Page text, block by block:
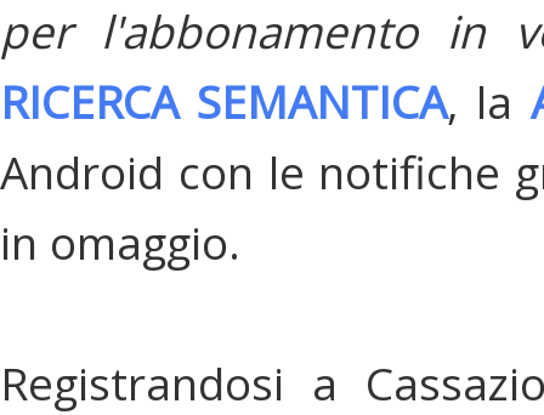
per l'abbonamento in
RICERCA SEMANTICA, la
Android con le notifiche
in omaggio.
Registrandosi a